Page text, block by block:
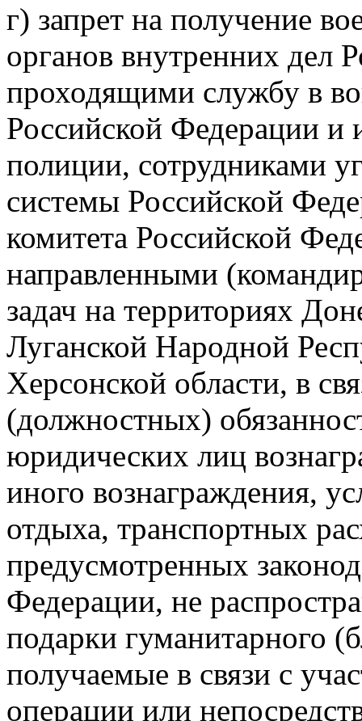
г) запрет на получение
органов внутренних дел
проходящими службу в
Российской Федерации
полиции, сотрудниками
системы Российской
комитета Российской
направленными
задач на территориях
Луганской Народной
Херсонской области, в
(должностных)
юридических лиц
иного вознаграждения,
отдыха, транспортных
предусмотренных
Федерации, не
подарки гуманитарного
получаемые в связи с
операции или